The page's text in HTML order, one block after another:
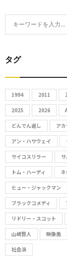
e
r
o
r
:
タグ
1994 2011
2025 2026
どんでん返し ア
アン・ハサウェイ
サイコスリラー
トム・ハーディ ネ
ヒュー・ジャックマン
ブラックコメディ
リドリー・スコット
山﨑賢人 映像美
社会派